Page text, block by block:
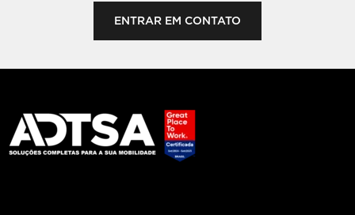
ENTRAR EM CONTATO